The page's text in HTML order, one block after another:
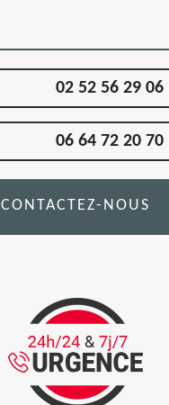
02 52 56 29 06
06 64 72 20 70
CONTACTEZ-NOUS